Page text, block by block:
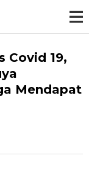
n
Covid 19,
Mendapat